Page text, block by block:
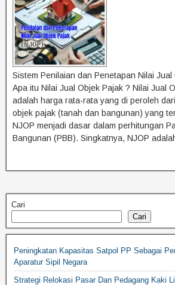
Sistem Penilaian dan Penetapan Nilai Jual
Apa itu Nilai Jual Objek Pajak ? Nilai Jual
adalah harga rata-rata yang di peroleh
objek pajak (tanah dan bangunan) yang
NJOP menjadi dasar dalam perhitungan
Bangunan (PBB). Singkatnya, NJOP
Cari
Cari
Peningkatan Kapasitas Satpol PP Sebagai
Aparatur Sipil Negara
Strategi Relokasi Pasar Dan Pedagang Kaki